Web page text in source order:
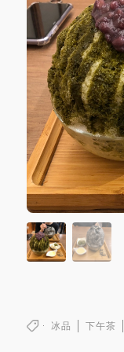
冰品 下午茶